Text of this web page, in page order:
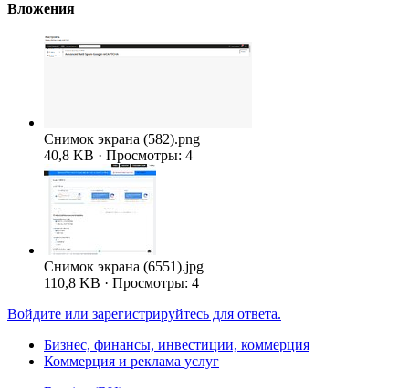
Вложения
Снимок экрана (582).png
40,8 KB · Просмотры: 4
Снимок экрана (6551).jpg
110,8 KB · Просмотры: 4
Войдите или зарегистрируйтесь для ответа.
Бизнес, финансы, инвестиции, коммерция
Коммерция и реклама услуг